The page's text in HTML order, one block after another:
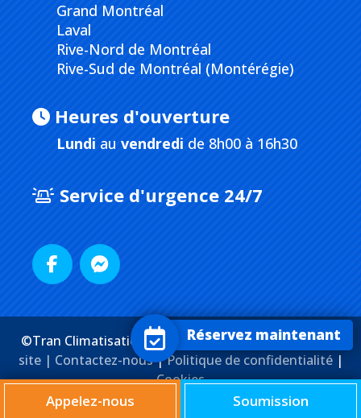
Grand Montréal
Laval
Rive-Nord de Montréal
Rive-Sud de Montréal (Montérégie)
Heures d'ouverture
Lundi au vendredi de 8h00 à 16h30
Service d'urgence 24/7
©Tran Climatisation. Tous droits réservés. |Plan du
site | Contactez-nous|Politique de confidentialité|
Cookies
Agence Web
Marketing Media
Appelez-nous Soumission
Réservez maintenant